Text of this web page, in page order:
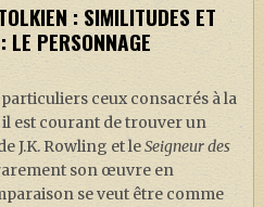
: SIMILITUDES ET
LE PERSONNAGE
ceux consacrés à la
est courant de trouver un
J.K. Rowling et leSeigneur des
son œuvre en
se veut être comme